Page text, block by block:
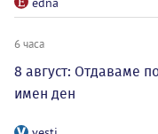
6 часа
8 август: Отдаваме
имен ден